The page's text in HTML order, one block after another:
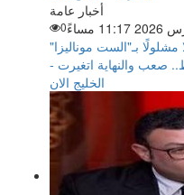
أخبار عامة
0
بـ"الست موناليزا"
صعب والنهاية اتغيرت -
الخليج الان